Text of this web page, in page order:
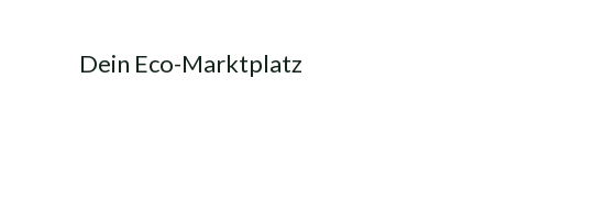
Dein Eco-Marktplatz